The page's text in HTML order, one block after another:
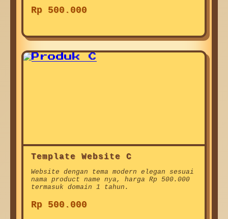
Rp 500.000
Template Website C
Website dengan tema modern elegan sesuai
nama product name nya, harga Rp 500.000
termasuk domain 1 tahun.
Rp 500.000